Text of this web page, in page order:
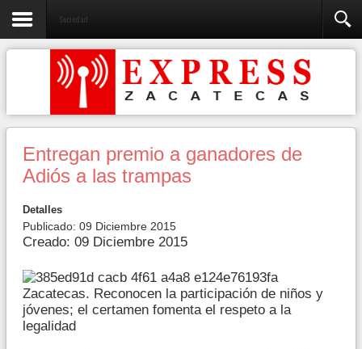
Sociedad
Entregan premio a ganadores de
Adiós a las trampas
Detalles
Publicado: 09 Diciembre 2015
Creado: 09 Diciembre 2015
Zacatecas. Reconocen la participación de niños y
jóvenes; el certamen fomenta el respeto a la
legalidad